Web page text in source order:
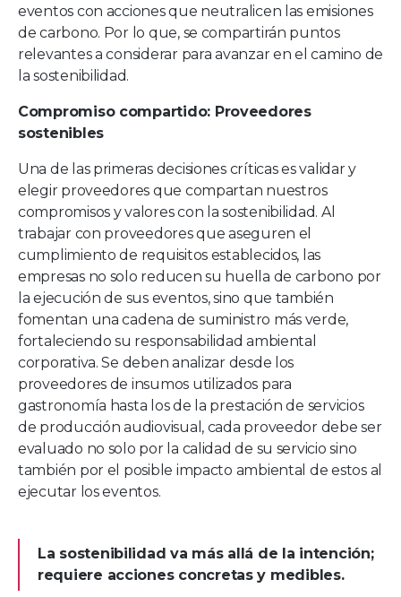
eventos con acciones que neutralicen las emisiones
de carbono. Por lo que, se compartirán puntos
relevantes a considerar para avanzar en el camino de
la sostenibilidad.
Compromiso compartido: Proveedores
sostenibles
Una de las primeras decisiones críticas es validar y
elegir proveedores que compartan nuestros
compromisos y valores con la sostenibilidad. Al
trabajar con proveedores que aseguren el
cumplimiento de requisitos establecidos, las
empresas no solo reducen su huella de carbono por
la ejecución de sus eventos, sino que también
fomentan una cadena de suministro más verde,
fortaleciendo su responsabilidad ambiental
corporativa. Se deben analizar desde los
proveedores de insumos utilizados para
gastronomía hasta los de la prestación de servicios
de producción audiovisual, cada proveedor debe ser
evaluado no solo por la calidad de su servicio sino
también por el posible impacto ambiental de estos al
ejecutar los eventos.
La sostenibilidad va más allá de la intención;
requiere acciones concretas y medibles.